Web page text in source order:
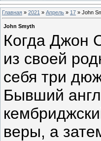
Главная » 2021 » Апрель » 17 » John
John Smyth
Когда Джон
из своей
себя три
Бывший
веры, а